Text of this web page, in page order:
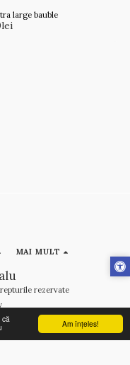
Am înţeles!
că
large bauble
lei
rezervate
MAI MULT
ABONEAZĂ-TE